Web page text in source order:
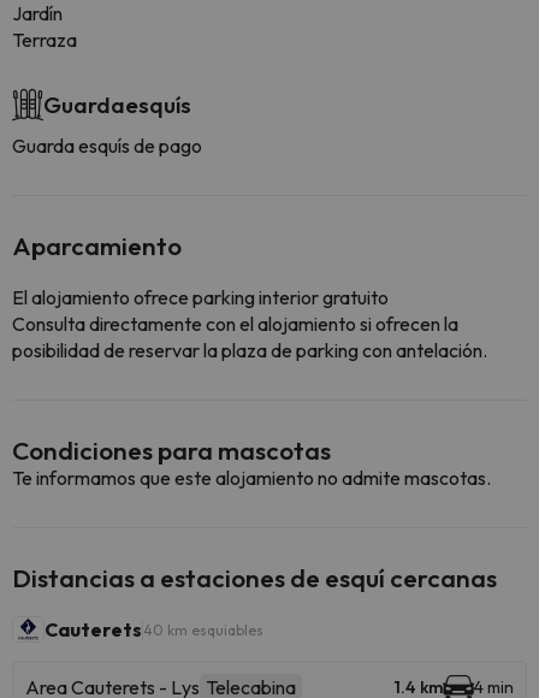
Jardín
Terraza
Guardaesquís
Guarda esquís de pago
Aparcamiento
El alojamiento ofrece parking interior gratuito
Consulta directamente con el alojamiento si ofrecen la
posibilidad de reservar la plaza de parking con antelación.
Condiciones para mascotas
Te informamos que este alojamiento no admite mascotas.
Distancias a estaciones de esquí cercanas
Cauterets 40 km esquiables
Area Cauterets - Lys Telecabina 1.4 km 4 min